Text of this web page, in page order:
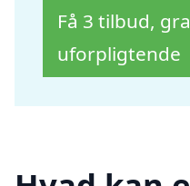
Få 3 tilbud,
uforpligtende